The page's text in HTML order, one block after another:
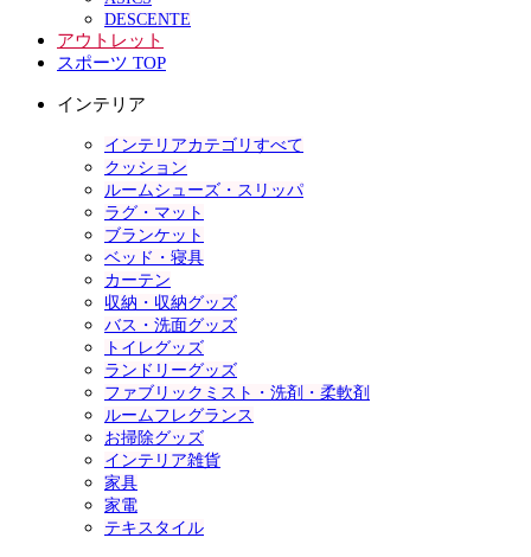
DESCENTE
アウトレット
スポーツ TOP
インテリア
インテリアカテゴリすべて
クッション
ルームシューズ・スリッパ
ラグ・マット
ブランケット
ベッド・寝具
カーテン
収納・収納グッズ
バス・洗面グッズ
トイレグッズ
ランドリーグッズ
ファブリックミスト・洗剤・柔軟剤
ルームフレグランス
お掃除グッズ
インテリア雑貨
家具
家電
テキスタイル